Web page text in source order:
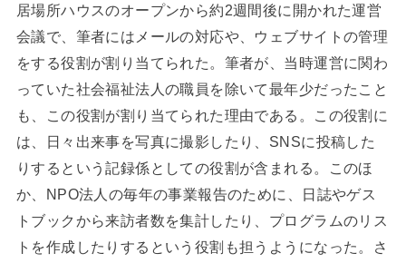
居場所ハウスのオープンから約2週間後に開かれた運営
会議で、筆者にはメールの対応や、ウェブサイトの管理
をする役割が割り当てられた。筆者が、当時運営に関わ
っていた社会福祉法人の職員を除いて最年少だったこと
も、この役割が割り当てられた理由である。この役割に
は、日々出来事を写真に撮影したり、SNSに投稿した
りするという記録係としての役割が含まれる。このほ
か、NPO法人の毎年の事業報告のために、日誌やゲス
トブックから来訪者数を集計したり、プログラムのリス
トを作成したりするという役割も担うようになった。さ